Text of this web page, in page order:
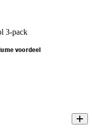
3-pack
voordeel